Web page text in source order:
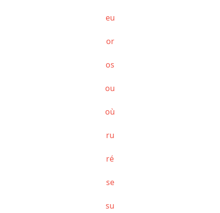
eu
or
os
ou
où
ru
ré
se
su